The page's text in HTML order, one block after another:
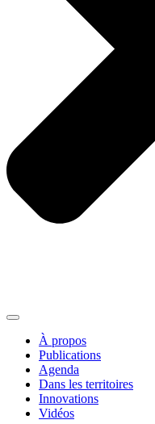
À propos
Publications
Agenda
Dans les territoires
Innovations
Vidéos